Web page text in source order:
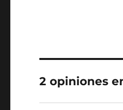
2 opiniones